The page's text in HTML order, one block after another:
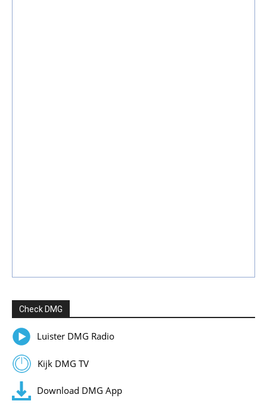
Check DMG
Luister DMG Radio
Kijk DMG TV
Download DMG App